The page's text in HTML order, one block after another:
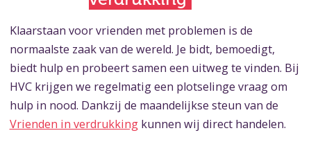
Klaarstaan voor vrienden met problemen is de
normaalste zaak van de wereld. Je bidt, bemoedigt,
biedt hulp en probeert samen een uitweg te vinden. Bij
HVC krijgen we regelmatig een plotselinge vraag om
hulp in nood. Dankzij de maandelijkse steun van de
Vrienden in verdrukkingkunnen wij direct handelen.